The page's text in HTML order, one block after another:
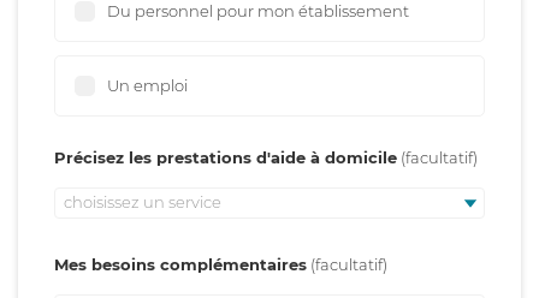
Du personnel pour mon établissement
Un emploi
Précisez les prestations d'aide à domicile
choisissez un service
Mes besoins complémentaires